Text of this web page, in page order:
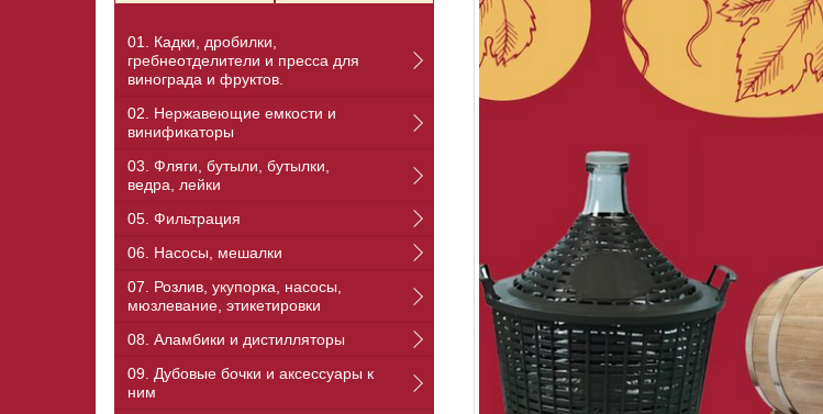
01. Кадки, дробилки,
гребнеотделители и пресса для
винограда и фруктов.
02. Нержавеющие емкости и
винификаторы
03. Фляги, бутыли, бутылки,
ведра, лейки
05. Фильтрация
06. Насосы, мешалки
07. Розлив, укупорка, насосы,
мюзлевание, этикетировки
08. Аламбики и дистилляторы
09. Дубовые бочки и аксессуары к
ним